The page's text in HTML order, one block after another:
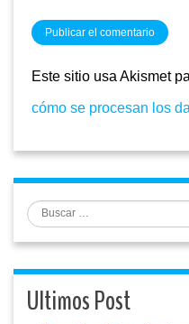
Este sitio usa Akismet
cómo se procesan los
Buscar
Ultimos Post